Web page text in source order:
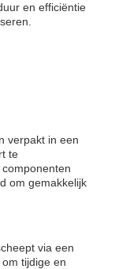
en efficiëntie
verpakt in een
te
om gemakkelijk
via een
tijdige en